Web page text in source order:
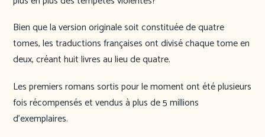
Bien que la version originale soit constituée de quatre
tomes, les traductions françaises ont divisé chaque tome en
deux, créant huit livres au lieu de quatre.
Les premiers romans sortis pour le moment ont été plusieurs
fois récompensés et vendus à plus de 5 millions
d’exemplaires.